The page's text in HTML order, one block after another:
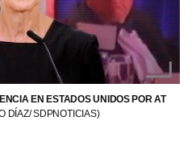
EN ESTADOS UNIDOS POR AT
DÍAZ/ SDPNOTICIAS)